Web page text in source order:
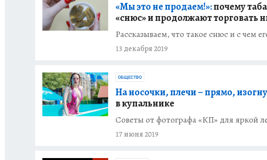
«Мы это не продаем!»:почему
«снюс» и продолжают торговать
Рассказываем, что такое снюс и с чем
13 декабря 2019
ОБЩЕСТВО
На носочки, плечи – прямо,
в купальнике
Советы от фотографа «КП» для яркой
17 июня 2019